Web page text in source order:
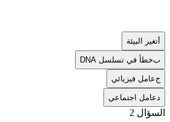
أتغير البيئة
بخطأ في تسلسل DNA
جعامل فيزيائي
دعامل اجتماعي
السؤال 2